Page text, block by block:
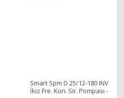
Smart Spm D 25/12-180 INV
İkiz Fre. Kon. Sir. Pompası -